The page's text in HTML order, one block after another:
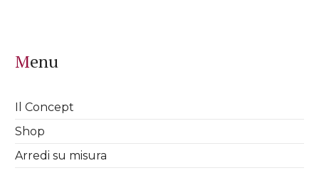
Menu
Il Concept
Shop
Arredi su misura